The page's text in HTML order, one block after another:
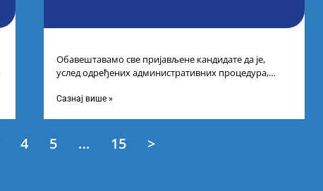
Обавештавамо све пријављене кандидате да је,
услед одређених административних процедура,
Конкурсу за доделу награда ученицима
Сазнај више »
4 5 … 15 >